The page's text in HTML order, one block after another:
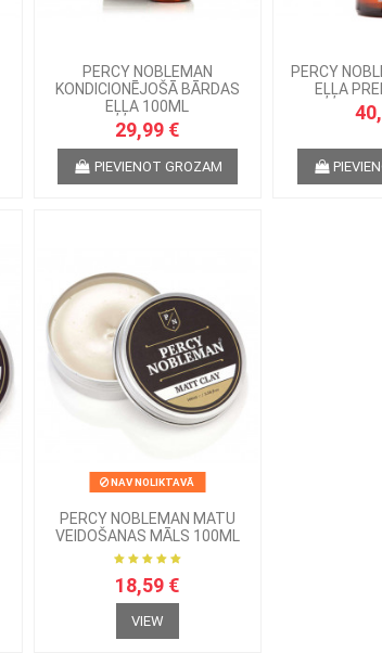
PERCY NOBLEMAN
KONDICIONĒJOŠĀ BĀRDAS
EĻĻA 100ML
29,99 €
PIEVIENOT GROZAM
PERCY
EĻĻA
NAV NOLIKTAVĀ
PERCY NOBLEMAN MATU
VEIDOŠANAS MĀLS 100ML
18,59 €
VIEW